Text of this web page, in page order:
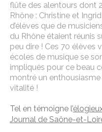
flûte des alentours dont
Rhône : Christine et
d’élèves que de
du Rhône étaient réunis
peu dire ! Ces 70 élèves
écoles de musique se
impliqués pour ce beau
montré un
vitalité !
Tel en témoigne l’
Journal de Saône-et-